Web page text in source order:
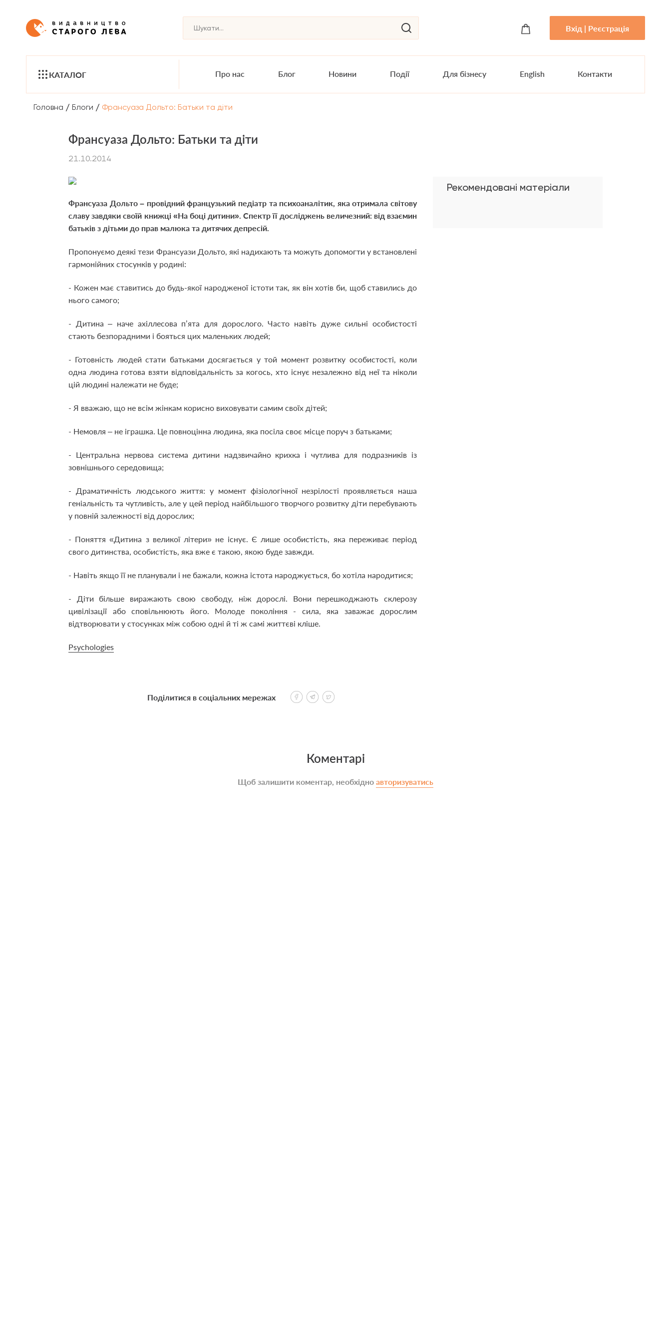
Вхід | Реєстрація
КАТАЛОГ Про нас Блог Новини Події Для бізнесу English Контакти
Головна / Блоги / Франсуаза Дольто: Батьки та діти
Франсуаза Дольто: Батьки та діти
21.10.2014
Франсуаза Дольто – провідний французький педіатр та психоаналітик, яка отримала світову
славу завдяки своїй книжці «На боці дитини». Спектр її досліджень величезний: від взаємин
батьків з дітьми до прав малюка та дитячих депресій.
Пропонуємо деякі тези Франсуази Дольто, які надихають та можуть допомогти у встановлені
гармонійних стосунків у родині:
- Кожен має ставитись до будь-якої народженої істоти так, як він хотів би, щоб ставились до
нього самого;
- Дитина – наче ахіллесова п’ята для дорослого. Часто навіть дуже сильні особистості
стають безпорадними і бояться цих маленьких людей;
- Готовність людей стати батьками досягається у той момент розвитку особистості, коли
одна людина готова взяти відповідальність за когось, хто існує незалежно від неї та ніколи
цій людині належати не буде;
- Я вважаю, що не всім жінкам корисно виховувати самим своїх дітей;
- Немовля – не іграшка. Це повноцінна людина, яка посіла своє місце поруч з батьками;
- Центральна нервова система дитини надзвичайно крихка і чутлива для подразників із
зовнішнього середовища;
- Драматичність людського життя: у момент фізіологічної незрілості проявляється наша
геніальність та чутливість, але у цей період найбільшого творчого розвитку діти перебувають
у повній залежності від дорослих;
- Поняття «Дитина з великої літери» не існує. Є лише особистість, яка переживає період
свого дитинства, особистість, яка вже є такою, якою буде завжди.
- Навіть якщо її не планували і не бажали, кожна істота народжується, бо хотіла народитися;
- Діти більше виражають свою свободу, ніж дорослі. Вони перешкоджають склерозу
цивілізації або сповільнюють його. Молоде покоління - сила, яка заважає дорослим
відтворювати у стосунках між собою одні й ті ж самі життєві кліше.
Psychologies
Рекомендовані матеріали
Поділитися в соціальних мережах
Коментарі
Щоб залишити коментар, необхідно авторизуватись